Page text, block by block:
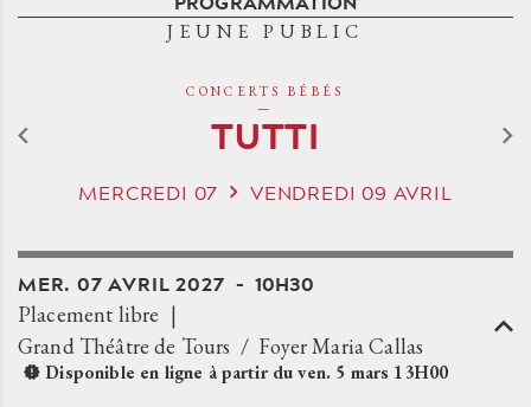
JEUNE PUBLIC
CONCERTS BÉBÉS
TUTTI
MERCREDI 07 VENDREDI09 AVRIL
MER. 07 AVRIL 2027 10H30
Placement libre
Grand Théâtre de Tours
Foyer Maria Callas
Disponible en ligne à partir duven. 5 mars 13H00